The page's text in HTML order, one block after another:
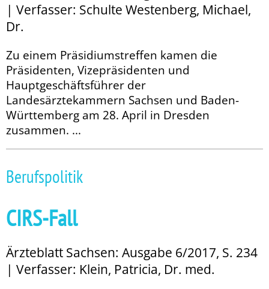
| Verfasser: Schulte Westenberg, Michael,
Dr.
Zu einem Präsidiumstreffen kamen die
Präsidenten, Vizepräsidenten und
Hauptgeschäftsführer der
Landesärztekammern Sachsen und Baden-
Württemberg am 28. April in Dresden
zusammen. ...
Berufspolitik
CIRS-Fall
Ärzteblatt Sachsen: Ausgabe 6/2017, S. 234
| Verfasser: Klein, Patricia, Dr. med.